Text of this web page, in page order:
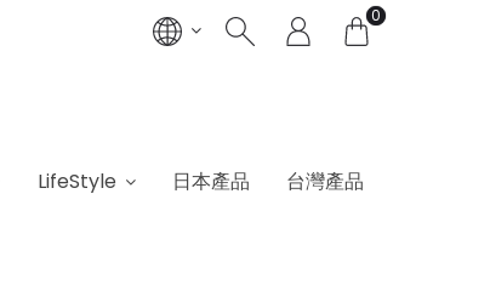
0
LifeStyle 日本產品
台灣產品